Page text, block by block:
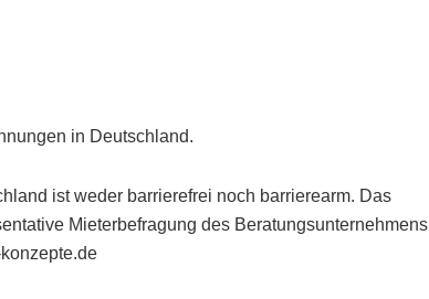
in Deutschland.
ist weder barrierefrei noch barrierearm. Das
Mieterbefragung des Beratungsunternehmens